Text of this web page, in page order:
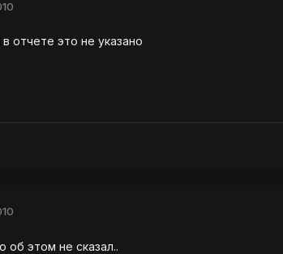
отчете это не указано
об этом не сказал..